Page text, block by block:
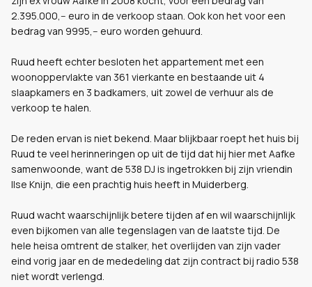
2.395.000,-- euro in de verkoop staan. Ook kon het voor een
bedrag van 9995,-- euro worden gehuurd.
Ruud heeft echter besloten het appartement met een
woonoppervlakte van 361 vierkante en bestaande uit 4
slaapkamers en 3 badkamers, uit zowel de verhuur als de
verkoop te halen.
De reden ervan is niet bekend. Maar blijkbaar roept het huis bij
Ruud te veel herinneringen op uit de tijd dat hij hier met Aafke
samenwoonde, want de 538 DJ is ingetrokken bij zijn vriendin
Ilse Knijn, die een prachtig huis heeft in Muiderberg.
Ruud wacht waarschijnlijk betere tijden af en wil waarschijnlijk
even bijkomen van alle tegenslagen van de laatste tijd. De
hele heisa omtrent de stalker, het overlijden van zijn vader
eind vorig jaar en de mededeling dat zijn contract bij radio 538
niet wordt verlengd.